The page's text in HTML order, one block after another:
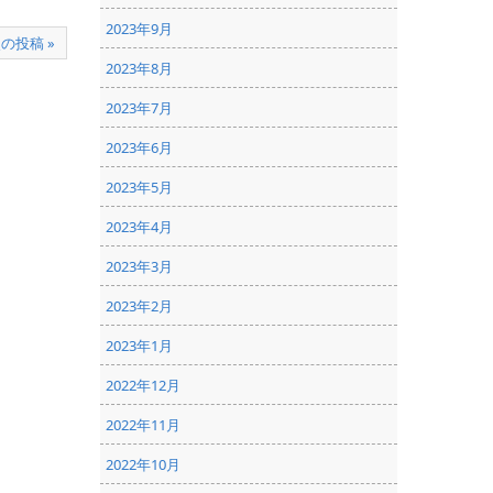
投稿 »
2023年9月
2023年8月
2023年7月
2023年6月
2023年5月
2023年4月
2023年3月
2023年2月
2023年1月
2022年12月
2022年11月
2022年10月